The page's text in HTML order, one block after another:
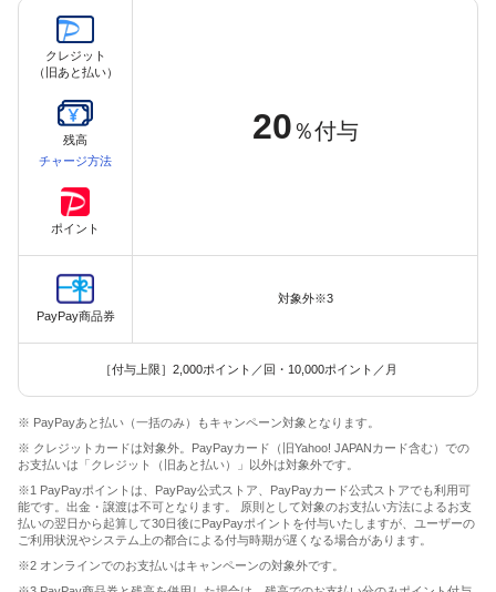
クレジット
（旧あと払い）
残高
チャージ方法
ポイント
20 ％付与
PayPay商品券
対象外※3
［付与上限］2,000ポイント／回・10,000ポイント／月
※ PayPayあと払い（一括のみ）もキャンペーン対象となります。
※ クレジットカードは対象外。PayPayカード（旧Yahoo! JAPANカード含む）での
お支払いは「クレジット（旧あと払い）」以外は対象外です。
※1 PayPayポイントは、PayPay公式ストア、PayPayカード公式ストアでも利用可
能です。出金・譲渡は不可となります。 原則として対象のお支払い方法によるお支
払いの翌日から起算して30日後にPayPayポイントを付与いたしますが、ユーザーの
ご利用状況やシステム上の都合による付与時期が遅くなる場合があります。
※2 オンラインでのお支払いはキャンペーンの対象外です。